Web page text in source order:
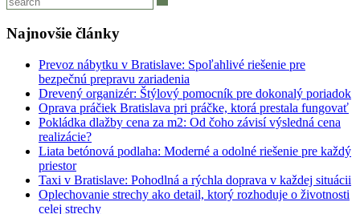
v
článku
Najnovšie články
Prevoz nábytku v Bratislave: Spoľahlivé riešenie pre
bezpečnú prepravu zariadenia
Drevený organizér: Štýlový pomocník pre dokonalý poriadok
Oprava práčiek Bratislava pri práčke, ktorá prestala fungovať
Pokládka dlažby cena za m2: Od čoho závisí výsledná cena
realizácie?
Liata betónová podlaha: Moderné a odolné riešenie pre každý
priestor
Taxi v Bratislave: Pohodlná a rýchla doprava v každej situácii
Oplechovanie strechy ako detail, ktorý rozhoduje o životnosti
celej strechy